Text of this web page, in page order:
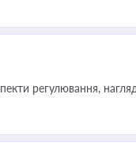
регулювання,